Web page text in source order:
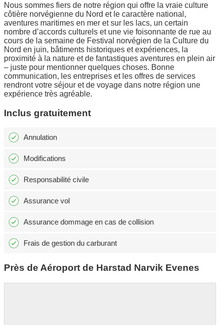
Nous sommes fiers de notre région qui offre la vraie culture
côtière norvégienne du Nord et le caractère national,
aventures maritimes en mer et sur les lacs, un certain
nombre d’accords culturels et une vie foisonnante de rue au
cours de la semaine de Festival norvégien de la Culture du
Nord en juin, bâtiments historiques et expériences, la
proximité à la nature et de fantastiques aventures en plein air
– juste pour mentionner quelques choses. Bonne
communication, les entreprises et les offres de services
rendront votre séjour et de voyage dans notre région une
expérience très agréable.
Inclus gratuitement
Annulation
Modifications
Responsabilité civile
Assurance vol
Assurance dommage en cas de collision
Frais de gestion du carburant
Près de Aéroport de Harstad Narvik Evenes